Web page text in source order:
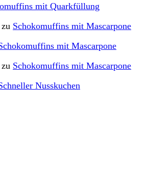
mit Quarkfüllung
zu Schokomuffins mit Mascarpone
mit Mascarpone
zu Schokomuffins mit Mascarpone
Nusskuchen